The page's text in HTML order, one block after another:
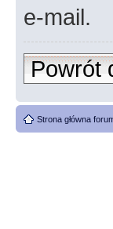
e-mail.
Powrót
Strona główna